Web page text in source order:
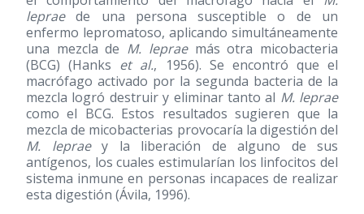
lepraede una persona susceptible o de un
enfermo lepromatoso, aplicando simultáneamente
una mezcla de M. lepraemás otra micobacteria
(BCG) (Hanks et al., 1956). Se encontró que el
macrófago activado por la segunda bacteria de la
mezcla logró destruir y eliminar tanto al M. leprae
como el BCG. Estos resultados sugieren que la
mezcla de micobacterias provocaría la digestión del
M. lepraey la liberación de alguno de sus
antígenos, los cuales estimularían los linfocitos del
sistema inmune en personas incapaces de realizar
esta digestión (Ávila, 1996).